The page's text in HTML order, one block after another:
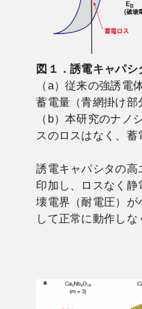
図１．誘電キャパ
（a）従来の強誘電
蓄電量（青網掛け部
（b）本研究のナノ
スのロスはなく、
誘電キャパシタの高
印加し、ロスなく
壊電界（耐電圧）が
して正常に動作しな